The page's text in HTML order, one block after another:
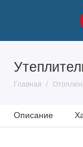
Главная
Описание